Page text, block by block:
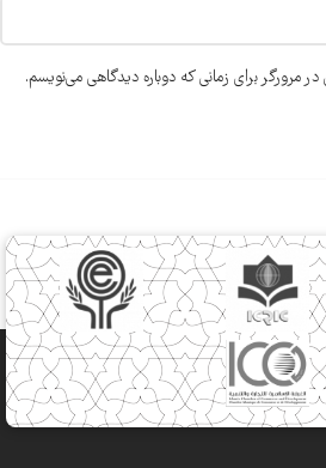
مرورگر برای زمانی که دوباره دیدگاهی می‌نویسم.